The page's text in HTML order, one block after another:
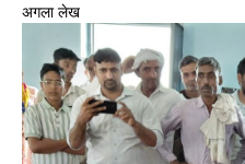
अगला लेख